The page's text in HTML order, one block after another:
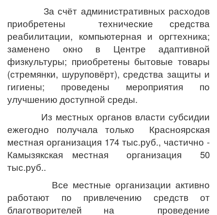
За счёт административных расходов
приобретены технические средства
реабилитации, компьютерная и оргтехника;
заменено окно в Центре адаптивной
физкультуры; приобретены бытовые товары
(стремянки, шуруповёрт), средства защиты и
гигиены; проведены мероприятия по
улучшению доступной среды.
Из местных органов власти субсидии
ежегодно получала только Красноярская
местная организация 174 тыс.руб., частично -
Камызякская местная организация 50
тыс.руб..
Все местные организации активно
работают по привлечению средств от
благотворителей на проведение